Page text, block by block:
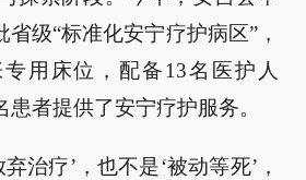
省级“标准化安宁疗护病区”，
用床位，配备13名医护人
患者提供了安宁疗护服务。
治疗’，也不是‘被动等死’，